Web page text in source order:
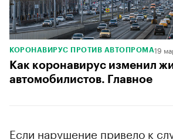
КОРОНАВИРУС ПРОТИВ АВТОПРОМА19
Как коронавирус изменил
автомобилистов. Главное
Если нарушение привело к